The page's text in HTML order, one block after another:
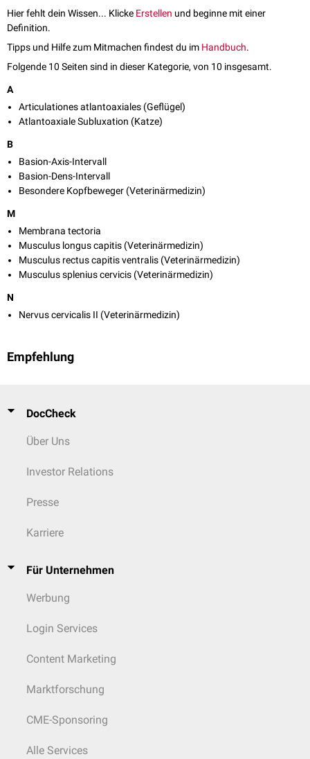
Hier fehlt dein Wissen... Klicke Erstellen und beginne mit einer
Definition.
Tipps und Hilfe zum Mitmachen findest du im Handbuch.
Folgende 10 Seiten sind in dieser Kategorie, von 10 insgesamt.
A
Articulationes atlantoaxiales (Geflügel)
Atlantoaxiale Subluxation (Katze)
B
Basion-Axis-Intervall
Basion-Dens-Intervall
Besondere Kopfbeweger (Veterinärmedizin)
M
Membrana tectoria
Musculus longus capitis (Veterinärmedizin)
Musculus rectus capitis ventralis (Veterinärmedizin)
Musculus splenius cervicis (Veterinärmedizin)
N
Nervus cervicalis II (Veterinärmedizin)
Empfehlung
DocCheck
Über Uns
Investor Relations
Presse
Karriere
Für Unternehmen
Werbung
Login Services
Content Marketing
Marktforschung
CME-Sponsoring
Alle Services